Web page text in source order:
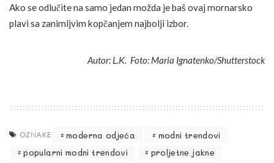
Ako se odlučite na samo jedan možda je baš ovaj mornarsko
plavi sa zanimljvim kopčanjem najbolji izbor.
Autor: L.K. Foto: Maria Ignatenko/Shutterstock
OZNAKE moderna odjeća
modni trendovi
popularni modni trendovi
proljetne jakne